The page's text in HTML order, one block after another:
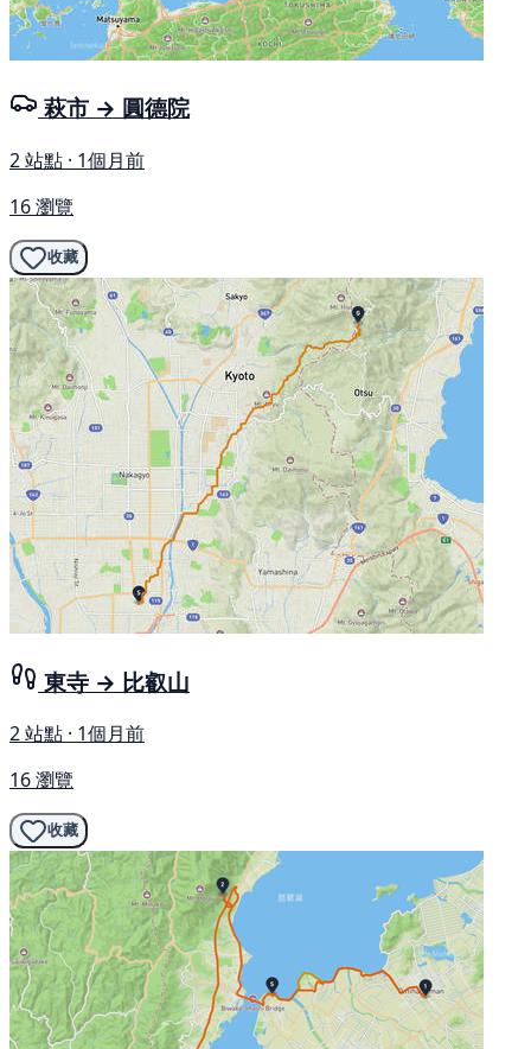
萩市 → 圓德院
2 站點 · 1個月前
16 瀏覽
收藏
東寺 → 比叡山
2 站點 · 1個月前
16 瀏覽
收藏